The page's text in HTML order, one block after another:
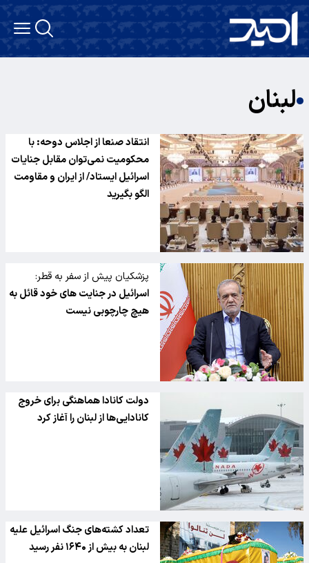
لبنان
انتقاد صنعا از اجلاس دوحه: با
محکومیت نمی‌توان مقابل جنایات
اسرائیل ایستاد/ از ایران و مقاومت
الگو بگیرید
پزشکیان پیش از سفر به قطر:
اسرائیل در جنایت های خود قائل به
هیچ چارچوبی نیست
دولت کانادا هماهنگی برای خروج
کانادایی‌ها از لبنان را آغاز کرد
تعداد کشته‌های جنگ اسرائیل علیه
لبنان به بیش از ۱۶۴۰ نفر رسید